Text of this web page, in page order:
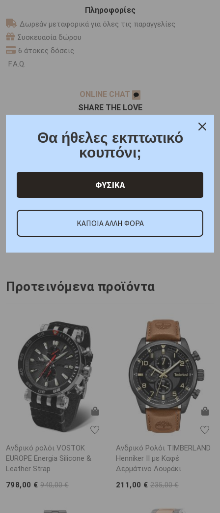
Πληροφορίες
Δωρεάν μεταφορικά για όλες τις παραγγελίες
Συσκευασία δώρου
6 άτοκες δόσεις
F.A.Q.
ONLINE CHAT
SHARE THE LOVE
Χαρακτηριστικά Χαρακτηριστικά Ρολογιών
Γιατί εμάς Ρωτήστε μας Κριτικές
ΑΜΕΣΑ ΔΙΑΘΕΣΙΜΟ
Κωδικός Προμηθευτή:
Προτεινόμενα προϊόντα
Ανδρικό ρολόι VOSTOK
EUROPE Energia Silicone &
Leather Strap
798,00 €940,00 €
Ανδρικό Ρολόι TIMBERLAND
Henniker II με Καφέ
Δερμάτινο Λουράκι
211,00 €235,00 €
Θα ήθελες εκπτωτικό
κουπόνι;
ΦΥΣΙΚΑ
ΚΑΠΟΙΑ ΑΛΛΗ ΦΟΡΑ